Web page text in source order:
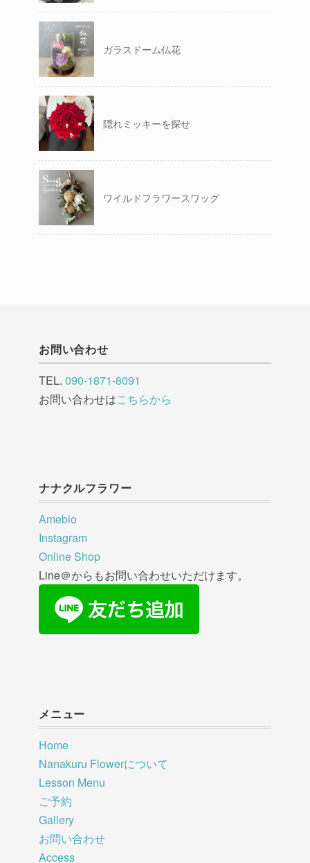
ガラスドーム仏花
隠れミッキーを探せ
ワイルドフラワースワッグ
お問い合わせ
TEL. 090-1871-8091
お問い合わせはこちらから
ナナクルフラワー
Ameblo
Instagram
Online Shop
Line＠からもお問い合わせいただけます。
メニュー
Home
Nanakuru Flowerについて
Lesson Menu
ご予約
Gallery
お問い合わせ
Access